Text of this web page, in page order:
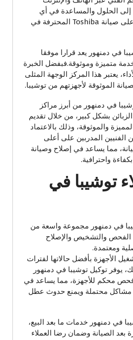
إلى الحلول والمساعدة في أي
وقت.يمكنكم الاعتماد على صيانة Toshiba المحترفة في
في دمنهور يعد قرارا موفقا
متميزة وموثوقة.فبفضل الخبرة
يعتبر هذا المركز الوجهة المثلى
الموثوقة لأجهزتهم من توشيبا.
في دمنهور من أبرز مراكز
بشكل كبير، من خلال تقديم
والموثوقة، وذلك بالاعتماد
المدربين على أعلى
مما يساعد في إصلاح وصيانة
واحترافية.
توشيبا في
في دمنهور مجموعة واسعة من
والتشخيص والإصلاح
ومعتمدة.
الأجهزة بأفضل حالاتها لفترات
يوفر توكيل توشيبا في دمنهور
محكم للأجهزة، مما يساعد في
مشاكل محتملة ويمنع حدوث عطل
في دمنهور خدمات ما بعد البيع،
بعد الصيانة وضمان رضا العملاء